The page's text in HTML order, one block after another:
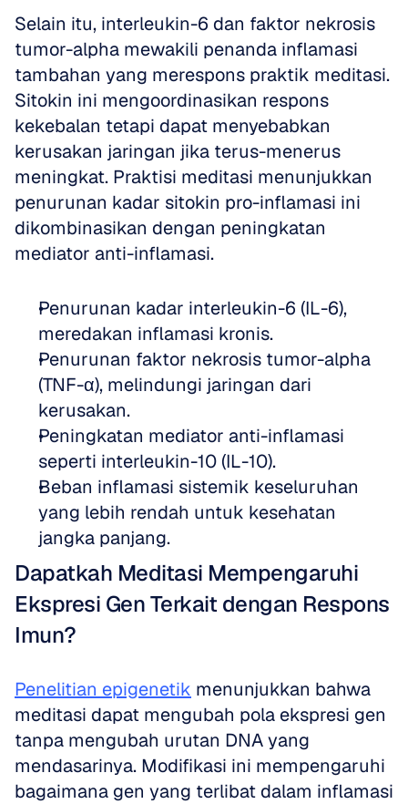
Selain itu, interleukin-6 dan faktor nekrosis
tumor-alpha mewakili penanda inflamasi
tambahan yang merespons praktik meditasi.
Sitokin ini mengoordinasikan respons
kekebalan tetapi dapat menyebabkan
kerusakan jaringan jika terus-menerus
meningkat. Praktisi meditasi menunjukkan
penurunan kadar sitokin pro-inflamasi ini
dikombinasikan dengan peningkatan
mediator anti-inflamasi.
Penurunan kadar interleukin-6 (IL-6),
meredakan inflamasi kronis.
Penurunan faktor nekrosis tumor-alpha
(TNF-α), melindungi jaringan dari
kerusakan.
Peningkatan mediator anti-inflamasi
seperti interleukin-10 (IL-10).
Beban inflamasi sistemik keseluruhan
yang lebih rendah untuk kesehatan
jangka panjang.
Dapatkah Meditasi Mempengaruhi
Ekspresi Gen Terkait dengan Respons
Imun?
Penelitian epigenetik menunjukkan bahwa
meditasi dapat mengubah pola ekspresi gen
tanpa mengubah urutan DNA yang
mendasarinya. Modifikasi ini mempengaruhi
bagaimana gen yang terlibat dalam inflamasi